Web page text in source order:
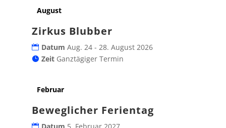
August
Zirkus Blubber
Datum Aug. 24 - 28. August 2026
Zeit Ganztägiger Termin
Februar
Beweglicher Ferientag